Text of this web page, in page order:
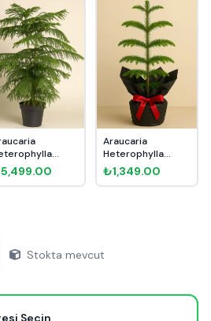
Çam
Araucaria
Heterophylla
Arokarya Çam
45c...
₺1,349.00
Stokta mevcut
Seçin